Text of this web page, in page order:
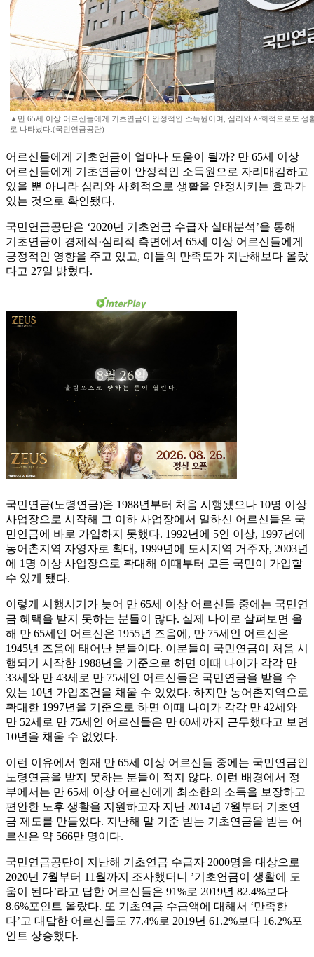
▲만 65세 이상 어르신들에게 기초연금이 안정적인 소득원이며, 심리와 사회적으로도 생
로 나타났다.(국민연금공단)
어르신들에게 기초연금이 얼마나 도움이 될까? 만 65세 이상
어르신들에게 기초연금이 안정적인 소득원으로 자리매김하고
있을 뿐 아니라 심리와 사회적으로 생활을 안정시키는 효과가
있는 것으로 확인됐다.
국민연금공단은 ‘2020년 기초연금 수급자 실태분석’을 통해
기초연금이 경제적·심리적 측면에서 65세 이상 어르신들에게
긍정적인 영향을 주고 있고, 이들의 만족도가 지난해보다 올랐
다고 27일 밝혔다.
국민연금(노령연금)은 1988년부터 처음 시행됐으나 10명 이상
사업장으로 시작해 그 이하 사업장에서 일하신 어르신들은 국
민연금에 바로 가입하지 못했다. 1992년에 5인 이상, 1997년에
농어촌지역 자영자로 확대, 1999년에 도시지역 거주자, 2003년
에 1명 이상 사업장으로 확대해 이때부터 모든 국민이 가입할
수 있게 됐다.
이렇게 시행시기가 늦어 만 65세 이상 어르신들 중에는 국민연
금 혜택을 받지 못하는 분들이 많다. 실제 나이로 살펴보면 올
해 만 65세인 어르신은 1955년 즈음에, 만 75세인 어르신은
1945년 즈음에 태어난 분들이다. 이분들이 국민연금이 처음 시
행되기 시작한 1988년을 기준으로 하면 이때 나이가 각각 만
33세와 만 43세로 만 75세인 어르신들은 국민연금을 받을 수
있는 10년 가입조건을 채울 수 있었다. 하지만 농어촌지역으로
확대한 1997년을 기준으로 하면 이때 나이가 각각 만 42세와
만 52세로 만 75세인 어르신들은 만 60세까지 근무했다고 보면
10년을 채울 수 없었다.
이런 이유에서 현재 만 65세 이상 어르신들 중에는 국민연금인
노령연금을 받지 못하는 분들이 적지 않다. 이런 배경에서 정
부에서는 만 65세 이상 어르신에게 최소한의 소득을 보장하고
편안한 노후 생활을 지원하고자 지난 2014년 7월부터 기초연
금 제도를 만들었다. 지난해 말 기준 받는 기초연금을 받는 어
르신은 약 566만 명이다.
국민연금공단이 지난해 기초연금 수급자 2000명을 대상으로
2020년 7월부터 11월까지 조사했더니 ’기초연금이 생활에 도
움이 된다’라고 답한 어르신들은 91%로 2019년 82.4%보다
8.6%포인트 올랐다. 또 기초연금 수급액에 대해서 ‘만족한
다’고 대답한 어르신들도 77.4%로 2019년 61.2%보다 16.2%포
인트 상승했다.